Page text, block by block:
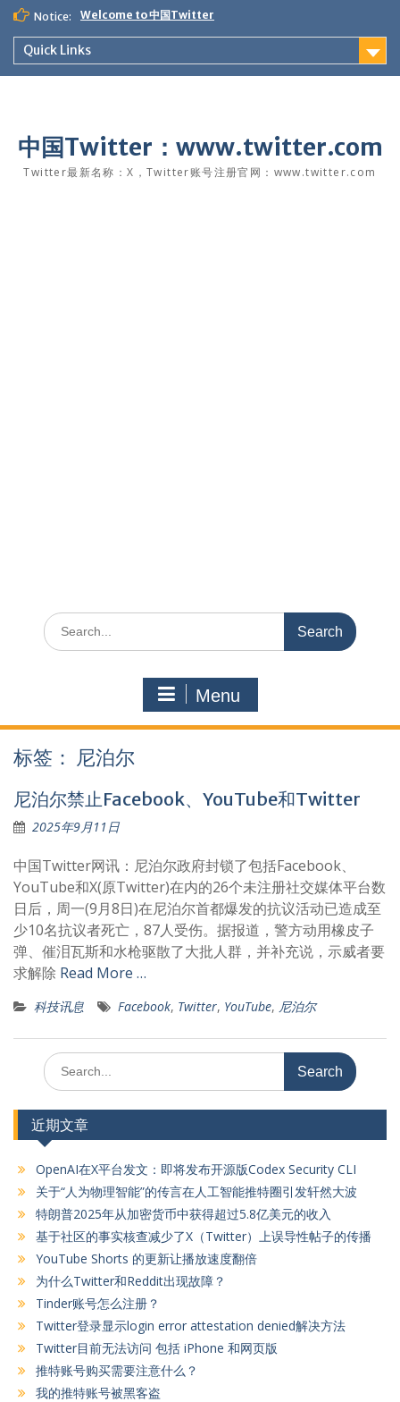
Skip
content
Notice: Welcome to 中国Twitter
Quick Links
中国Twitter：www.twitter.com
Twitter最新名称：X，Twitter账号注册官网：www.twitter.com
Search
for:
Menu
标签： 尼泊尔
尼泊尔禁止Facebook、YouTube和Twitter
2025年9月11日
中国Twitter网讯：尼泊尔政府封锁了包括Facebook、
YouTube和X(原Twitter)在内的26个未注册社交媒体平台数
日后，周一(9月8日)在尼泊尔首都爆发的抗议活动已造成至
少10名抗议者死亡，87人受伤。据报道，警方动用橡皮子
弹、催泪瓦斯和水枪驱散了大批人群，并补充说，示威者要
求解除 Read More …
科技讯息 Facebook, Twitter, YouTube, 尼泊尔
Search
for:
近期文章
OpenAI在X平台发文：即将发布开源版Codex Security CLI
关于“人为物理智能”的传言在人工智能推特圈引发轩然大波
特朗普2025年从加密货币中获得超过5.8亿美元的收入
基于社区的事实核查减少了X（Twitter）上误导性帖子的传播
YouTube Shorts 的更新让播放速度翻倍
为什么Twitter和Reddit出现故障？
Tinder账号怎么注册？
Twitter登录显示login error attestation denied解决方法
Twitter目前无法访问 包括 iPhone 和网页版
推特账号购买需要注意什么？
我的推特账号被黑客盗